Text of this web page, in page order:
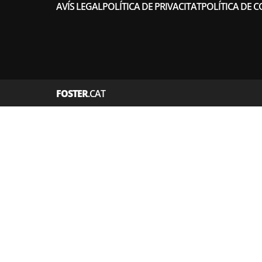
AVÍS LEGALPOLÍTICA DE PRIVACITATPOLÍTICA DE
FOSTER.CAT